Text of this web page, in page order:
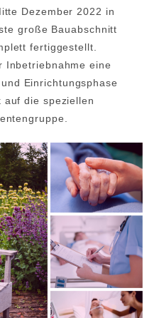
Dezember 2022 in
große Bauabschnitt
fertiggestellt.
Inbetriebnahme eine
Einrichtungsphase
auf die speziellen